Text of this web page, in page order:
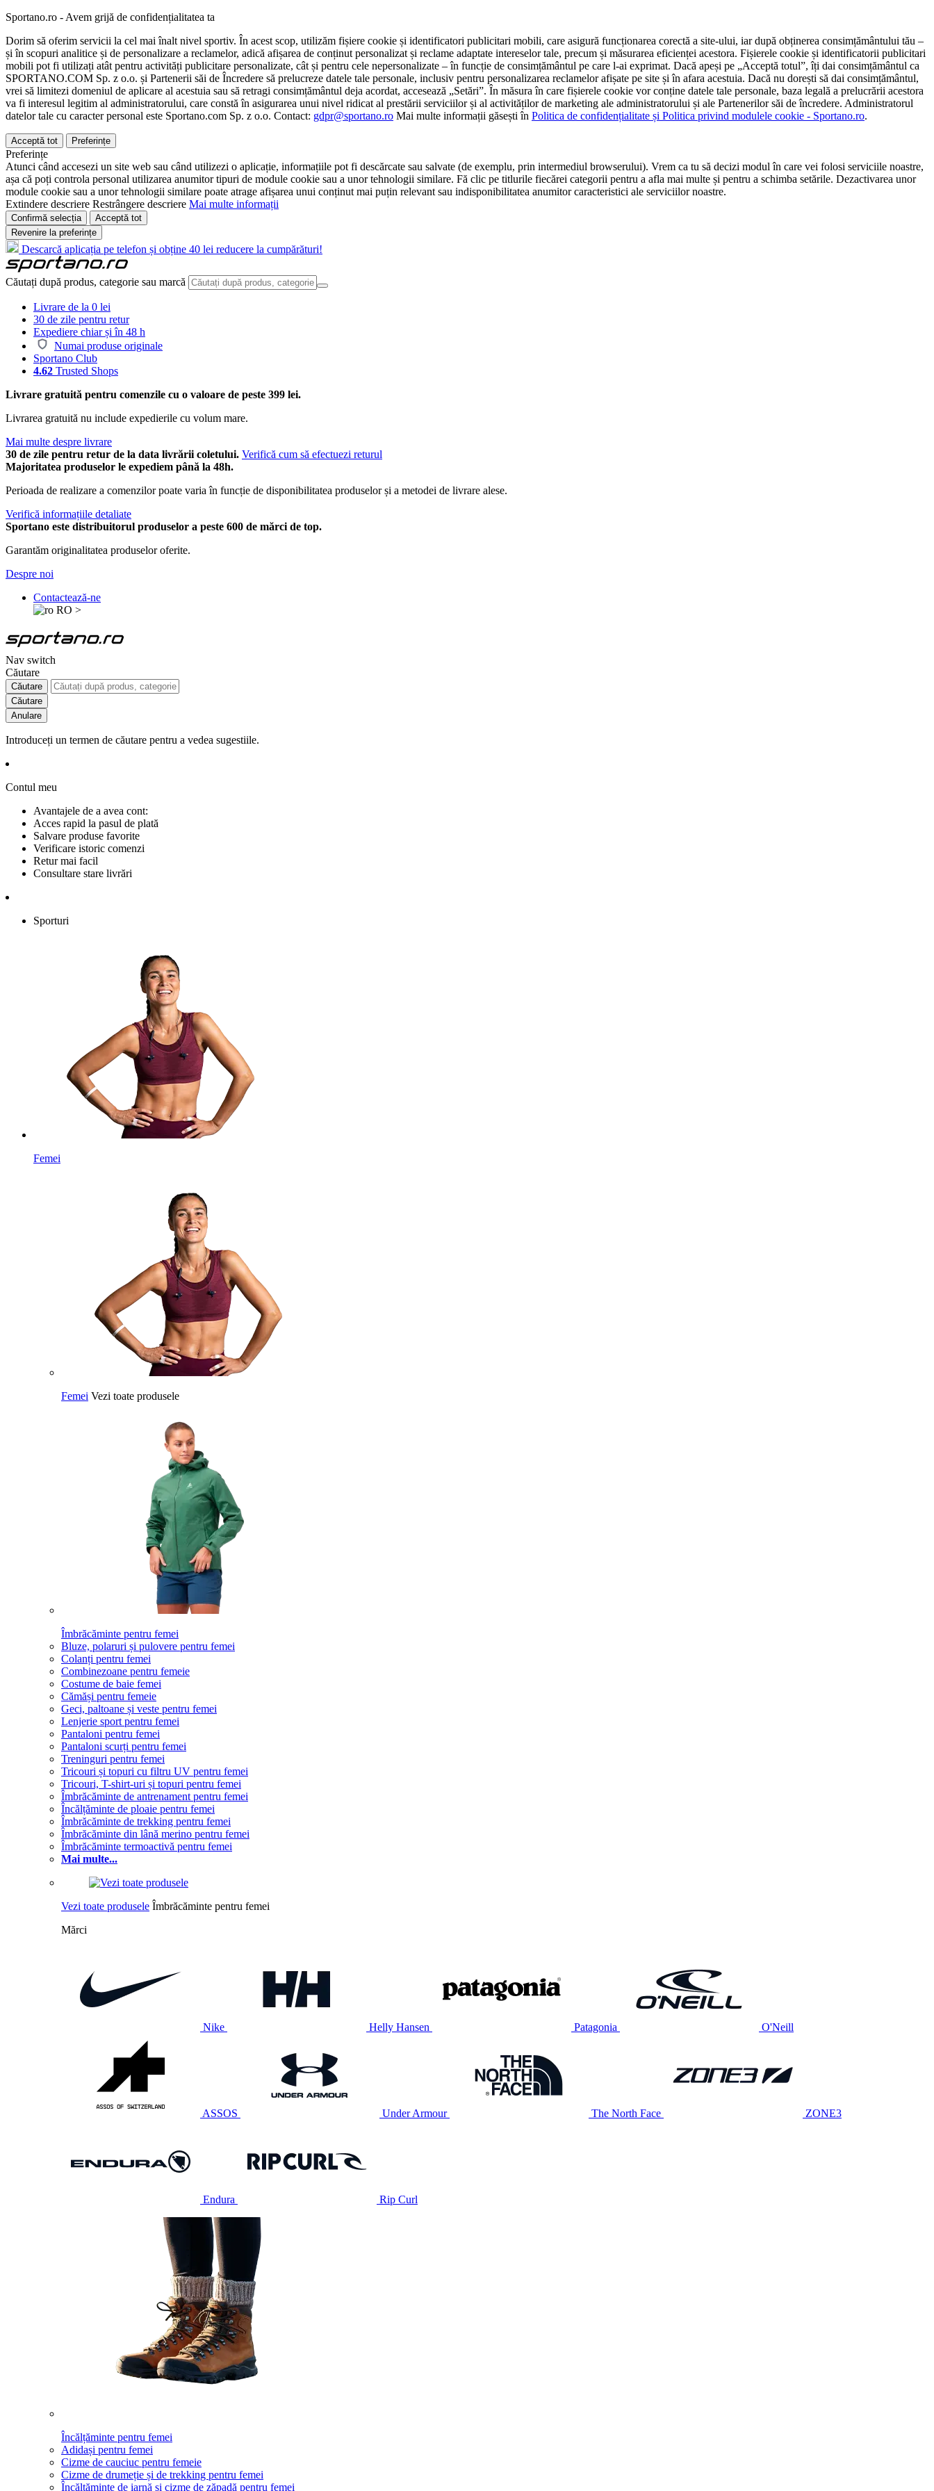
Sportano.ro - Avem grijă de confidențialitatea ta
Dorim să oferim servicii la cel mai înalt nivel sportiv. În acest scop, utilizăm fișiere cookie și identificatori publicitari mobili, care asigură funcționarea corectă a site-ului, iar după obținerea consimțământului tău –
și în scopuri analitice și de personalizare a reclamelor, adică afișarea de conținut personalizat și reclame adaptate intereselor tale, precum și măsurarea eficienței acestora. Fișierele cookie și identificatorii publicitari
mobili pot fi utilizați atât pentru activități publicitare personalizate, cât și pentru cele nepersonalizate – în funcție de consimțământul pe care l-ai exprimat. Dacă apeși pe „Acceptă totul”, îți dai consimțământul ca
SPORTANO.COM Sp. z o.o. și Partenerii săi de Încredere să prelucreze datele tale personale, inclusiv pentru personalizarea reclamelor afișate pe site și în afara acestuia. Dacă nu dorești să dai consimțământul,
vrei să limitezi domeniul de aplicare al acestuia sau să retragi consimțământul deja acordat, accesează „Setări”. În măsura în care fișierele cookie vor conține datele tale personale, baza legală a prelucrării acestora
va fi interesul legitim al administratorului, care constă în asigurarea unui nivel ridicat al prestării serviciilor și al activităților de marketing ale administratorului și ale Partenerilor săi de încredere. Administratorul
datelor tale cu caracter personal este Sportano.com Sp. z o.o. Contact: gdpr@sportano.ro Mai multe informații găsești în Politica de confidențialitate și Politica privind modulele cookie - Sportano.ro.
Acceptă tot Preferințe
Preferințe
Atunci când accesezi un site web sau când utilizezi o aplicație, informațiile pot fi descărcate sau salvate (de exemplu, prin intermediul browserului). Vrem ca tu să decizi modul în care vei folosi serviciile noastre,
așa că poți controla personal utilizarea anumitor tipuri de module cookie sau a unor tehnologii similare. Fă clic pe titlurile fiecărei categorii pentru a afla mai multe și pentru a schimba setările. Dezactivarea unor
module cookie sau a unor tehnologii similare poate atrage afișarea unui conținut mai puțin relevant sau indisponibilitatea anumitor caracteristici ale serviciilor noastre.
Extindere descriere Restrângere descriere Mai multe informații
Confirmă selecția
Acceptă tot
Revenire la preferințe
Descarcă aplicația pe telefon și obține 40 lei reducere la cumpărături!
Căutați după produs, categorie sau marcă
Livrare de la 0 lei
30 de zile pentru retur
Expediere chiar și în 48 h
Numai produse originale
Sportano Club
4.62 Trusted Shops
Livrare gratuită pentru comenzile cu o valoare de peste 399 lei.
Livrarea gratuită nu include expedierile cu volum mare.
Mai multe despre livrare
30 de zile pentru retur de la data livrării coletului. Verifică cum să efectuezi returul
Majoritatea produselor le expediem până la 48h.
Perioada de realizare a comenzilor poate varia în funcție de disponibilitatea produselor și a metodei de livrare alese.
Verifică informațiile detaliate
Sportano este distribuitorul produselor a peste 600 de mărci de top.
Garantăm originalitatea produselor oferite.
Despre noi
Contactează-ne
RO >
Nav switch
Căutare
Căutare
Căutare
Anulare
Introduceți un termen de căutare pentru a vedea sugestiile.
Contul meu
Avantajele de a avea cont:
Acces rapid la pasul de plată
Salvare produse favorite
Verificare istoric comenzi
Retur mai facil
Consultare stare livrări
Sporturi
Femei
Femei Vezi toate produsele
Îmbrăcăminte pentru femei
Bluze, polaruri și pulovere pentru femei
Colanți pentru femei
Combinezoane pentru femeie
Costume de baie femei
Cămăși pentru femeie
Geci, paltoane și veste pentru femei
Lenjerie sport pentru femei
Pantaloni pentru femei
Pantaloni scurți pentru femei
Treninguri pentru femei
Tricouri și topuri cu filtru UV pentru femei
Tricouri, T-shirt-uri și topuri pentru femei
Îmbrăcăminte de antrenament pentru femei
Încălțăminte de ploaie pentru femei
Îmbrăcăminte de trekking pentru femei
Îmbrăcăminte din lână merino pentru femei
Îmbrăcăminte termoactivă pentru femei
Mai multe...
Vezi toate produsele Îmbrăcăminte pentru femei
Mărci
Nike Helly Hansen Patagonia O'Neill
ASSOS Under Armour The North Face ZONE3
Endura Rip Curl
Încălțăminte pentru femei
Adidași pentru femei
Cizme de cauciuc pentru femeie
Cizme de drumeție și de trekking pentru femei
Încălțăminte de iarnă și cizme de zăpadă pentru femei